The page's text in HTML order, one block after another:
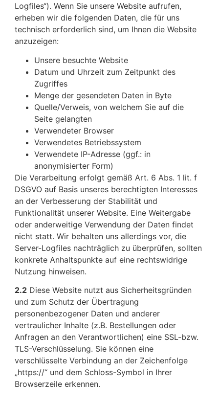
Logfiles“). Wenn Sie unsere Website aufrufen,
erheben wir die folgenden Daten, die für uns
technisch erforderlich sind, um Ihnen die Website
anzuzeigen:
Unsere besuchte Website
Datum und Uhrzeit zum Zeitpunkt des
Zugriffes
Menge der gesendeten Daten in Byte
Quelle/Verweis, von welchem Sie auf die
Seite gelangten
Verwendeter Browser
Verwendetes Betriebssystem
Verwendete IP-Adresse (ggf.: in
anonymisierter Form)
Die Verarbeitung erfolgt gemäß Art. 6 Abs. 1 lit. f
DSGVO auf Basis unseres berechtigten Interesses
an der Verbesserung der Stabilität und
Funktionalität unserer Website. Eine Weitergabe
oder anderweitige Verwendung der Daten findet
nicht statt. Wir behalten uns allerdings vor, die
Server-Logfiles nachträglich zu überprüfen, sollten
konkrete Anhaltspunkte auf eine rechtswidrige
Nutzung hinweisen.
2.2 Diese Website nutzt aus Sicherheitsgründen
und zum Schutz der Übertragung
personenbezogener Daten und anderer
vertraulicher Inhalte (z.B. Bestellungen oder
Anfragen an den Verantwortlichen) eine SSL-bzw.
TLS-Verschlüsselung. Sie können eine
verschlüsselte Verbindung an der Zeichenfolge
„https://“ und dem Schloss-Symbol in Ihrer
Browserzeile erkennen.